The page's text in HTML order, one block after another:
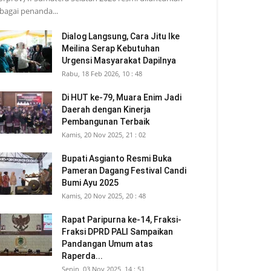
penanda...
Dialog Langsung, Cara Jitu Ike
Meilina Serap Kebutuhan
Urgensi Masyarakat Dapilnya
Rabu, 18 Feb 2026, 10 : 48
Di HUT ke-79, Muara Enim Jadi
Daerah dengan Kinerja
Pembangunan Terbaik
Kamis, 20 Nov 2025, 21 : 02
Bupati Asgianto Resmi Buka
Pameran Dagang Festival Candi
Bumi Ayu 2025
Kamis, 20 Nov 2025, 20 : 48
Rapat Paripurna ke-14, Fraksi-
Fraksi DPRD PALI Sampaikan
Pandangan Umum atas
Raperda...
Senin, 03 Nov 2025, 14 : 51